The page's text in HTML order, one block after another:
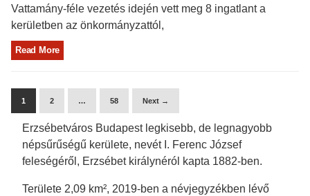
Vattamány-féle vezetés idején vett meg 8 ingatlant a
kerületben az önkormányzattól,
Read More
1 2 … 58 Next →
Erzsébetváros Budapest legkisebb, de legnagyobb
népsűrűségű kerülete, nevét I. Ferenc József
feleségéről, Erzsébet királynéról kapta 1882-ben.
Területe 2,09 km², 2019-ben a névjegyzékben lévő